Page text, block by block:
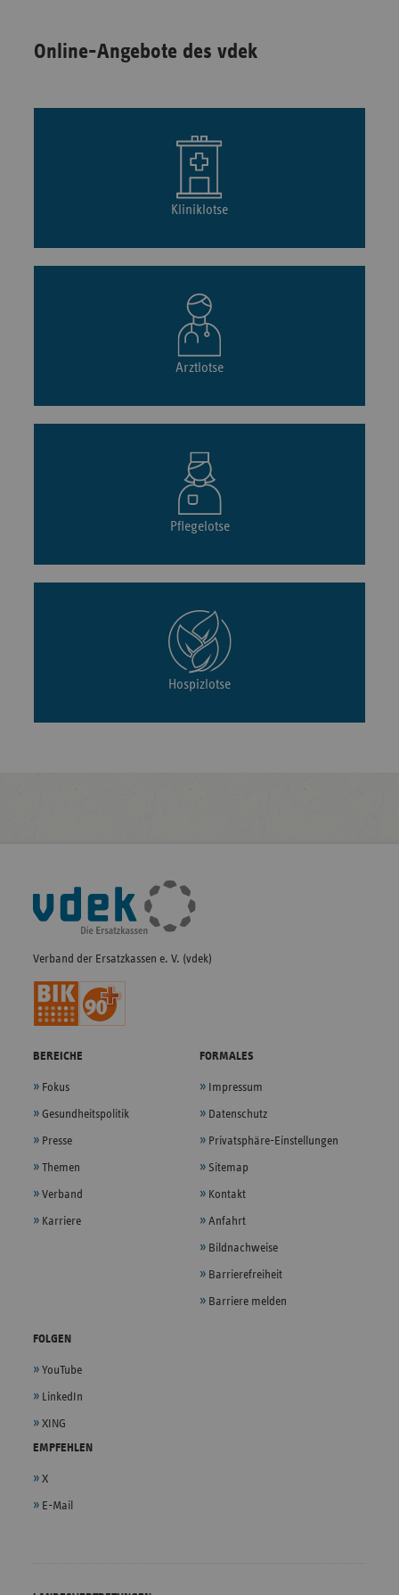
Online-Angebote des vdek
Kliniklotse
Arztlotse
Pflegelotse
Hospizlotse
Fußleisten-
Navigation
Verband der Ersatzkassen e. V. (vdek)
BEREICHE
Fokus
Gesundheitspolitik
Presse
Themen
Verband
Karriere
FORMALES
Impressum
Datenschutz
Privatsphäre-Einstellungen
Sitemap
Kontakt
Anfahrt
Bildnachweise
Barrierefreiheit
Barriere melden
FOLGEN
YouTube
LinkedIn
XING
EMPFEHLEN
X
E-Mail